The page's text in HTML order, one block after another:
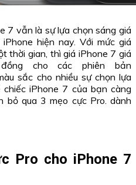
7 vẫn là sự lựa chọn sáng giá
hiện nay. Với mức giá
thời gian, thì giá iPhone 7 giá
cho các phiên bản
sắc cho nhiều sự chọn lựa
iPhone 7 của bạn càng
bỏ qua 3 mẹo cực Pro. dành
Pro cho iPhone 7